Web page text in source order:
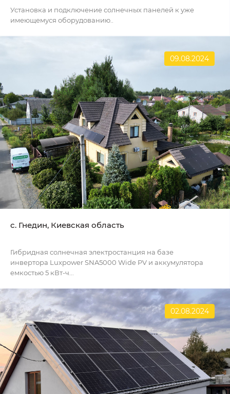
Установка и подключение солнечных панелей к уже
имеющемуся оборудованию..
09.08.2024
с. Гнедин, Киевская область
Гибридная солнечная электростанция на базе
инвертора Luxpower SNA5000 Wide PV и аккумулятора
емкостью 5 кВт-ч...
02.08.2024